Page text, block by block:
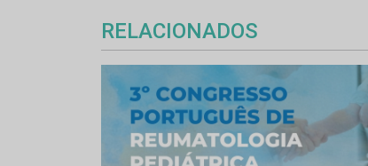
RELACIONADOS